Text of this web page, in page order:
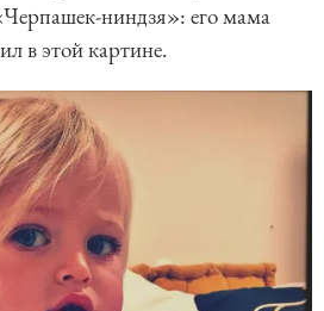
ниндзя»: его мама
в этой картине.